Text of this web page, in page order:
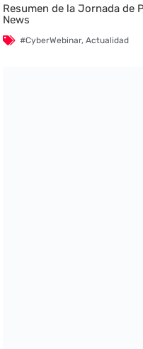
Resumen de la Jornada de
News
#CyberWebinar,Actualidad